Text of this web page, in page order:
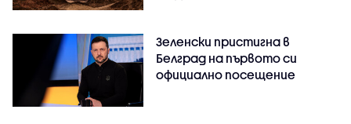
Зеленски пристигна в
Белград на първото си
официално посещение